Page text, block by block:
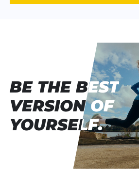
BE THE BEST
VERSION OF
YOURSELF.
BE THE BEST
VERSION OF
YOURSELF.